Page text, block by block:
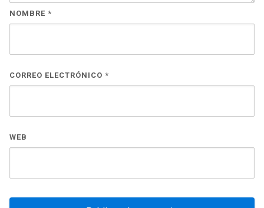
NOMBRE *
CORREO ELECTRÓNICO *
WEB